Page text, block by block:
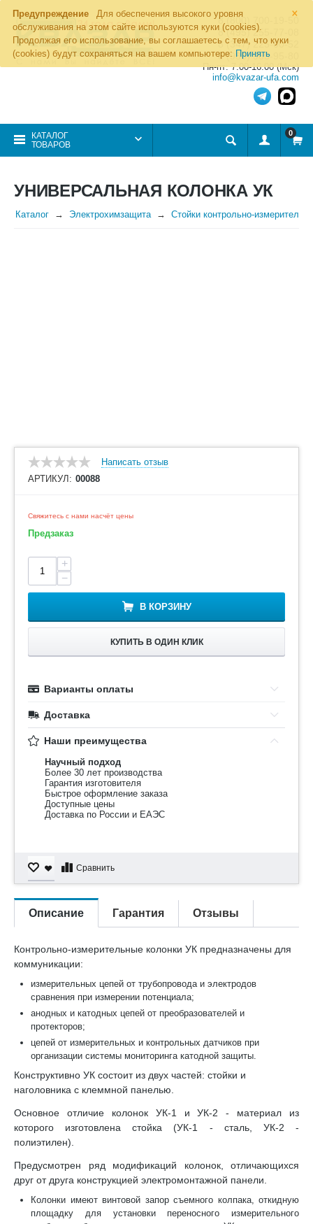
×
Предупреждение
Для обеспечения высокого уровня
обслуживания на этом сайте используются куки (cookies).
Продолжая его использование, вы соглашаетесь с тем, что куки
(cookies) будут сохраняться на вашем компьютере: Принять
8 (800) 700-19-50
8 (495) 255-77-08
8 (347) 225-00-52
8 (986) 963-95-80
Пн-пт: 7.00-16.00 (Мск)
info@kvazar-ufa.com
КАТАЛОГ
ТОВАРОВ
0
УНИВЕРСАЛЬНАЯ КОЛОНКА УК
Каталог Электрохимзащита Стойки контрольно-
Написать отзыв
АРТИКУЛ: 00088
Свяжитесь с нами насчёт цены
Предзаказ
+
−
В КОРЗИНУ
КУПИТЬ В ОДИН КЛИК
Варианты оплаты
Доставка
Наши преимущества
Научный подход
Более 30 лет производства
Гарантия изготовителя
Быстрое оформление заказа
Доступные цены
Доставка по России и ЕАЭС
Сравнить
Описание Гарантия Отзывы
Контрольно-измерительные колонки УК предназначены для
коммуникации:
измерительных цепей от трубопровода и электродов
сравнения при измерении потенциала;
анодных и катодных цепей от преобразователей и
протекторов;
цепей от измерительных и контрольных датчиков при
организации системы мониторинга катодной защиты.
Конструктивно УК состоит из двух частей: стойки и
наголовника с клеммной панелью.
Основное отличие колонок УК-1 и УК-2 - материал из
которого изготовлена стойка (УК-1 - сталь, УК-2 -
полиэтилен).
Предусмотрен ряд модификаций колонок, отличающихся
друг от друга конструкцией электромонтажной панели.
Колонки имеют винтовой запор съемного колпака, откидную
площадку для установки переносного измерительного